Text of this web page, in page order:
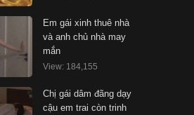
Em gái xinh thuê nhà
và anh chủ nhà may
mắn
View: 184,155
Chị gái dâm đãng dạy
cậu em trai còn trinh